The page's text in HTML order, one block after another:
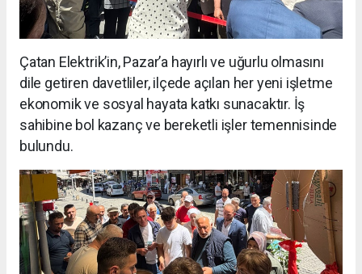
Çatan Elektrik’in, Pazar’a hayırlı ve uğurlu olmasını
dile getiren davetliler, ilçede açılan her yeni işletme
ekonomik ve sosyal hayata katkı sunacaktır. İş
sahibine bol kazanç ve bereketli işler temennisinde
bulundu.